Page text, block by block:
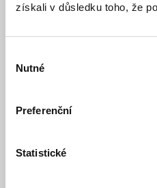
získali v důsledku toho, že
souhlasu
Nutné
Preferenční
Statistické
LEXI-Net Basic
Detail